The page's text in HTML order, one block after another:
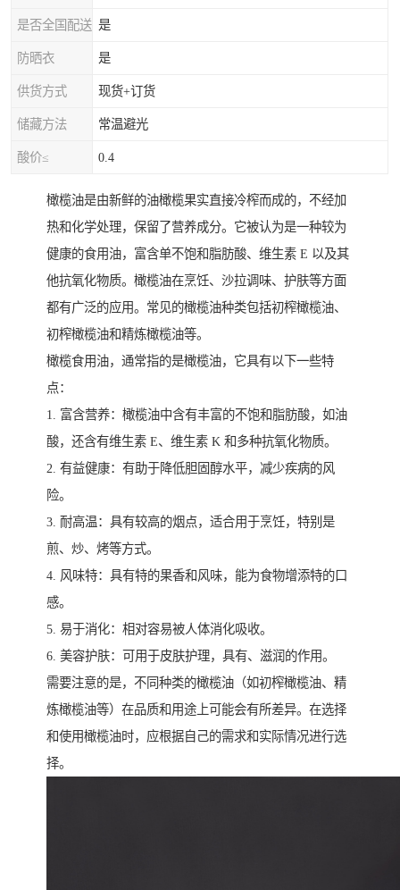
是否全国配送 是
防晒衣 是
供货方式 现货+订货
储藏方法 常温避光
酸价≤ 0.4
橄榄油是由新鲜的油橄榄果实直接冷榨而成的，不经加
热和化学处理，保留了营养成分。它被认为是一种较为
健康的食用油，富含单不饱和脂肪酸、维生素 E 以及其
他抗氧化物质。橄榄油在烹饪、沙拉调味、护肤等方面
都有广泛的应用。常见的橄榄油种类包括初榨橄榄油、
初榨橄榄油和精炼橄榄油等。
橄榄食用油，通常指的是橄榄油，它具有以下一些特
点：
1. 富含营养：橄榄油中含有丰富的不饱和脂肪酸，如油
酸，还含有维生素 E、维生素 K 和多种抗氧化物质。
2. 有益健康：有助于降低胆固醇水平，减少疾病的风
险。
3. 耐高温：具有较高的烟点，适合用于烹饪，特别是
煎、炒、烤等方式。
4. 风味特：具有特的果香和风味，能为食物增添特的口
感。
5. 易于消化：相对容易被人体消化吸收。
6. 美容护肤：可用于皮肤护理，具有、滋润的作用。
需要注意的是，不同种类的橄榄油（如初榨橄榄油、精
炼橄榄油等）在品质和用途上可能会有所差异。在选择
和使用橄榄油时，应根据自己的需求和实际情况进行选
择。